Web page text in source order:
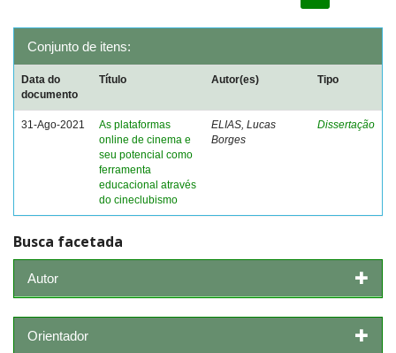
Conjunto de itens:
Data do
documento
Título Autor(es) Tipo
31-Ago-2021
As plataformas
online de cinema e
seu potencial como
ferramenta
educacional através
do cineclubismo
ELIAS, Lucas
Borges
Dissertação
Busca facetada
Autor
Orientador